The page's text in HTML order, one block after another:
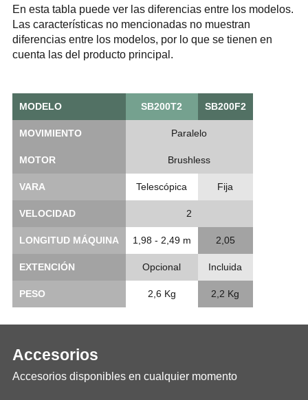
En esta tabla puede ver las diferencias entre los modelos.
Las características no mencionadas no muestran
diferencias entre los modelos, por lo que se tienen en
cuenta las del producto principal.
MODELO SB200T2 SB200F2
MOVIMIENTO Paralelo
MOTOR Brushless
VARA Telescópica Fija
VELOCIDAD 2
LONGITUD MÁQUINA 1,98 - 2,49 m 2,05
EXTENCIÓN Opcional Incluida
PESO 2,6 Kg 2,2 Kg
Accesorios
Accesorios disponibles en cualquier momento